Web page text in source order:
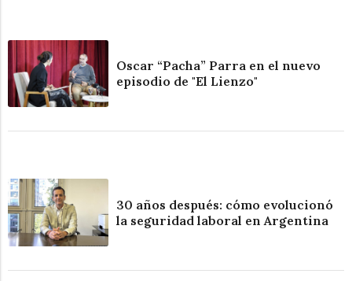
Oscar “Pacha” Parra en el nuevo
episodio de "El Lienzo"
30 años después: cómo evolucionó
la seguridad laboral en Argentina